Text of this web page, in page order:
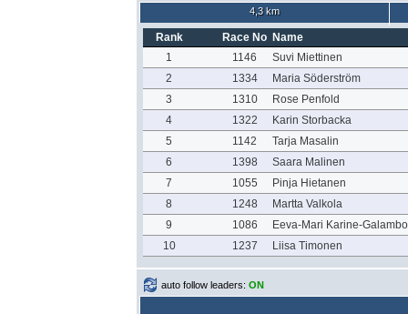
4,3 km
Rank Race No Name
1
1146
Suvi Miettinen
2
1334
Maria Söderström
3
1310
Rose Penfold
4
1322
Karin Storbacka
5
1142
Tarja Masalin
6
1398
Saara Malinen
7
1055
Pinja Hietanen
8
1248
Martta Valkola
9
1086
Eeva-Mari Karine-
10
1237 Liisa Timonen
auto follow leaders: ON